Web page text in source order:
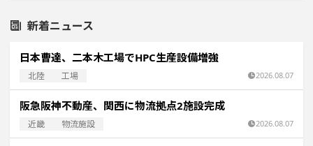
新着ニュース
日本曹達、二本木工場でHPC生産設備増強
北陸 工場 2026.08.07
阪急阪神不動産、関西に物流拠点2施設完成
近畿 物流施設 2026.08.07